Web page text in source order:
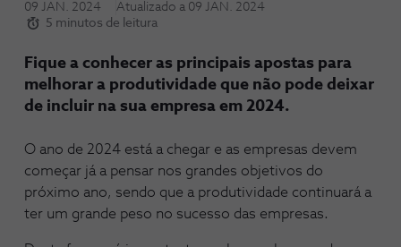
09 JAN. 2024
Atualizado a 09 JAN. 2024
5 minutos de leitura
Fique a conhecer as principais apostas para
melhorar a produtividade que não pode deixar
de incluir na sua empresa em 2024.
O ano de 2024 está a chegar e as empresas devem
começar já a pensar nos grandes objetivos do
próximo ano, sendo que a produtividade continuará a
ter um grande peso no sucesso das empresas.